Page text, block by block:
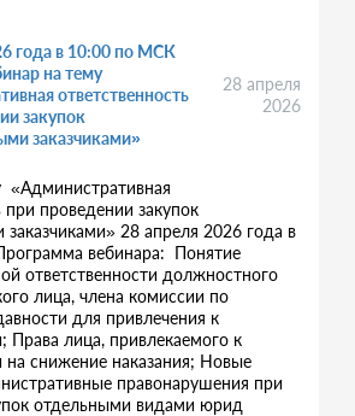
года в 10:00 по МСК
на тему
ответственность
закупок
заказчиками »
28 апреля
2026
«Административная
при проведении закупок
28 апреля 2026 года в
вебинара: Понятие
ответственности должностного
лица, члена комиссии по
для привлечения к
Права лица, привлекаемого к
на снижение наказания; Новые
правонарушения при
отдельными видами юрид